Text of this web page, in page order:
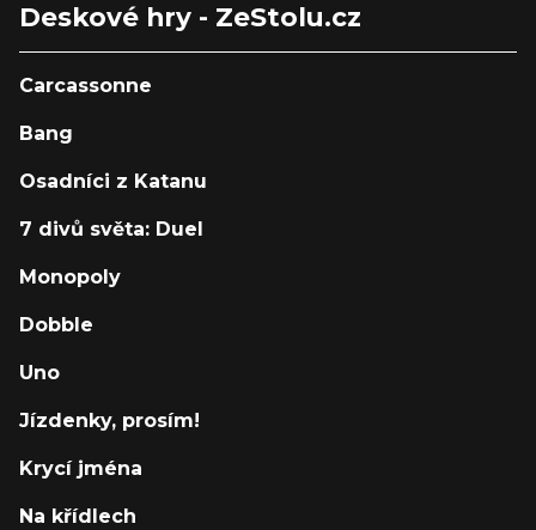
Deskové hry - ZeStolu.cz
Carcassonne
Bang
Osadníci z Katanu
7 divů světa: Duel
Monopoly
Dobble
Uno
Jízdenky, prosím!
Krycí jména
Na křídlech